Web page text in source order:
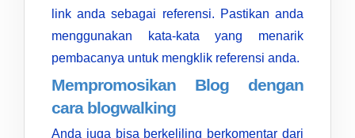
link anda sebagai referensi. Pastikan anda
menggunakan kata-kata yang menarik
pembacanya untuk mengklik referensi anda.
Mempromosikan Blog dengan
cara blogwalking
Anda juga bisa berkeliling berkomentar dari